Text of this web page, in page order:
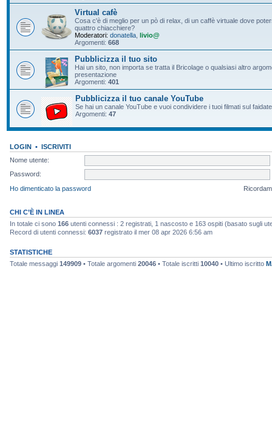
Virtual cafè
Cosa c'è di meglio per un pò di relax, di un caffè virtuale dove
quattro chiacchiere?
Moderatori: donatella livio@
Argomenti: 668
Pubblicizza il tuo sito
Hai un sito, non importa se tratta il Bricolage o qualsiasi altro
presentazione
Argomenti: 401
Pubblicizza il tuo canale YouTube
Se hai un canale YouTube e vuoi condividere i tuoi filmati sul
Argomenti: 47
LOGIN • ISCRIVITI
Nome utente:
Password:
Ho dimenticato la password
CHI C’È IN LINEA
In totale ci sono 166 utenti connessi : 2 registrati, 1 nascosto e 163 ospiti (basato sugli
Record di utenti connessi: 6037 registrato il mer 08 apr 2026 6:56 am
STATISTICHE
Totale messaggi 149909 • Totale argomenti 20046 • Totale iscritti 10040 • Ultimo iscritto